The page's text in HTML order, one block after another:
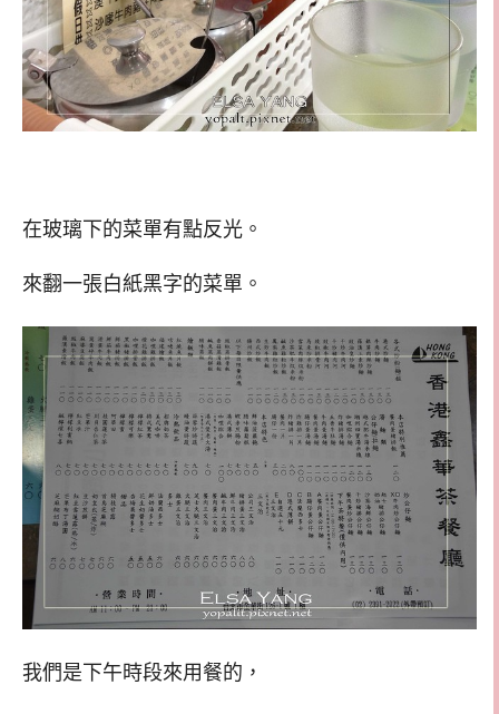
在玻璃下的菜單有點反光。
來翻一張白紙黑字的菜單。
我們是下午時段來用餐的，